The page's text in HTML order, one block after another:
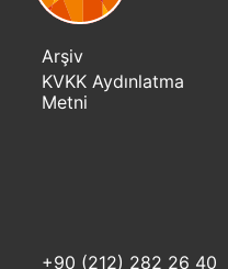
Arşiv
KVKK Aydınlatma
Metni
+90 (212) 282 26 40